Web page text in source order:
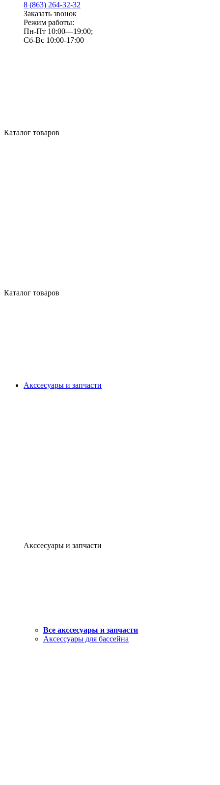
8 (863) 264-32-32
Заказать звонок
Режим работы:
Пн-Пт 10:00—19:00;
Сб-Вс 10:00-17:00
Каталог товаров
Каталог товаров
Акссесуары и запчасти
Акссесуары и запчасти
Все акссесуары и запчасти
Аксессуары для бассейна